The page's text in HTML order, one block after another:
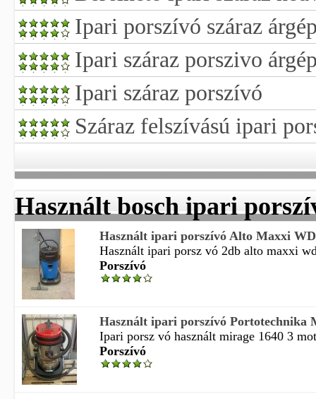
Ipari porszívó száraz
Ipari száraz porszivo
Ipari száraz porszívó
Száraz felszívású ipari
Használt bosch ipari
Használt ipari porszívó Alto Maxxi
Használt ipari porsz vó 2db alto maxxi
Porszívó
Használt ipari porszívó Portotechnika
Ipari porsz vó használt mirage 1640 3
Porszívó